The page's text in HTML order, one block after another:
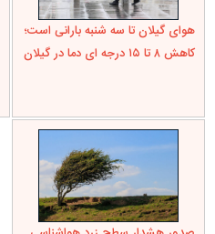
هوای گیلان تا سه شنبه بارانی است؛
کاهش ۸ تا ۱۵ درجه ای دما در گیلان